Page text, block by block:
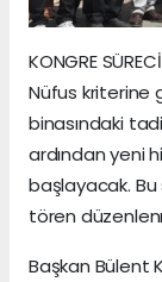
KONGRE
Nüfus kriterine
binasındaki
ardından yeni
başlayacak. Bu
tören
Başkan Bülent